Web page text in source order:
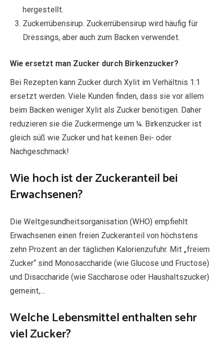
hergestellt.
Zuckerrübensirup. Zuckerrübensirup wird häufig für
Dressings, aber auch zum Backen verwendet.
Wie ersetzt man Zucker durch Birkenzucker?
Bei Rezepten kann Zucker durch Xylit im Verhältnis 1:1
ersetzt werden. Viele Kunden finden, dass sie vor allem
beim Backen weniger Xylit als Zucker benötigen. Daher
reduzieren sie die Zuckermenge um ¼. Birkenzucker ist
gleich süß wie Zucker und hat keinen Bei- oder
Nachgeschmack!
Wie hoch ist der Zuckeranteil bei
Erwachsenen?
Die Weltgesundheitsorganisation (WHO) empfiehlt
Erwachsenen einen freien Zuckeranteil von höchstens
zehn Prozent an der täglichen Kalorienzufuhr. Mit „freiem
Zucker“ sind Monosaccharide (wie Glucose und Fructose)
und Disaccharide (wie Saccharose oder Haushaltszucker)
gemeint,…
Welche Lebensmittel enthalten sehr
viel Zucker?